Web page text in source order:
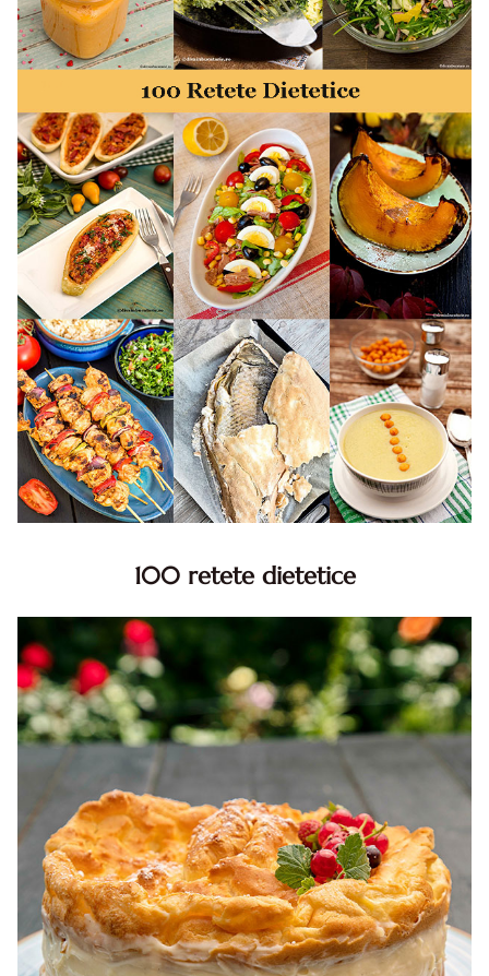
100 retete dietetice
dietetice. Idei retete dietetice. 100 Retete mancare
pentru dieta.